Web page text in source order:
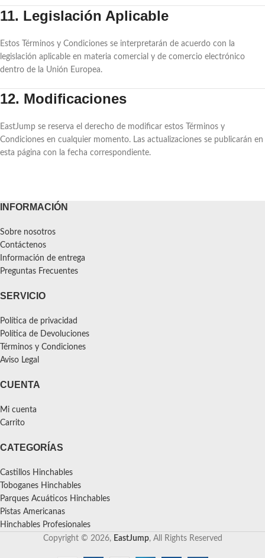
11. Legislación Aplicable
Estos Términos y Condiciones se interpretarán de acuerdo con la
legislación aplicable en materia comercial y de comercio electrónico
dentro de la Unión Europea.
12. Modificaciones
EastJump se reserva el derecho de modificar estos Términos y
Condiciones en cualquier momento. Las actualizaciones se publicarán en
esta página con la fecha correspondiente.
INFORMACIÓN
Sobre nosotros
Contáctenos
Información de entrega
Preguntas Frecuentes
SERVICIO
Política de privacidad
Política de Devoluciones
Términos y Condiciones
Aviso Legal
CUENTA
Mi cuenta
Carrito
CATEGORÍAS
Castillos Hinchables
Toboganes Hinchables
Parques Acuáticos Hinchables
Pistas Americanas
Hinchables Profesionales
Copyright © 2026, EastJump, All Rights Reserved